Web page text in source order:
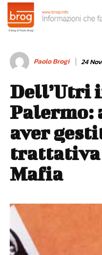
Paolo Brogi 24
Dell’Utri
Palermo:
aver
trattativa
Mafia